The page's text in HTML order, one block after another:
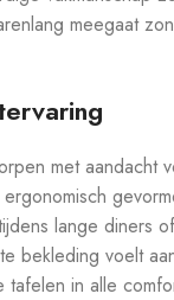
meegaat
met aandacht
lange diners
bekleding voelt
tafelen in alle